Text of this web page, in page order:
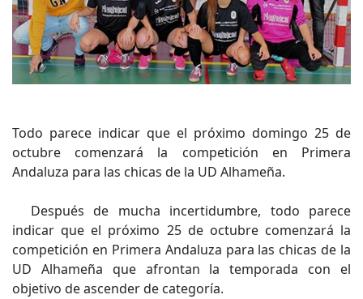
Todo parece indicar que el próximo domingo 25 de
octubre comenzará la competición en Primera
Andaluza para las chicas de la UD Alhameña.
Después de mucha incertidumbre, todo parece
indicar que el próximo 25 de octubre comenzará la
competición en Primera Andaluza para las chicas de la
UD Alhameña que afrontan la temporada con el
objetivo de ascender de categoría.